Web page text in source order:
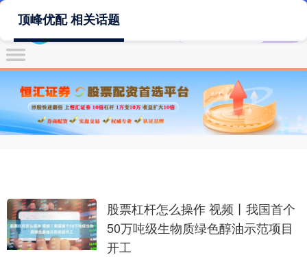
顶峰优配 相关话题
股票杠杆怎么操作 视频丨我国首个
50万吨级生物质绿色醇油示范项目
开工